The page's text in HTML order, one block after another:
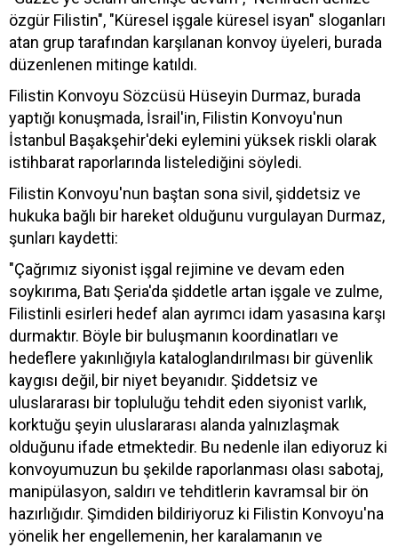
özgür Filistin", "Küresel işgale küresel isyan" sloganları
atan grup tarafından karşılanan konvoy üyeleri, burada
düzenlenen mitinge katıldı.
Filistin Konvoyu Sözcüsü Hüseyin Durmaz, burada
yaptığı konuşmada, İsrail'in, Filistin Konvoyu'nun
İstanbul Başakşehir'deki eylemini yüksek riskli olarak
istihbarat raporlarında listelediğini söyledi.
Filistin Konvoyu'nun baştan sona sivil, şiddetsiz ve
hukuka bağlı bir hareket olduğunu vurgulayan Durmaz,
şunları kaydetti:
"Çağrımız siyonist işgal rejimine ve devam eden
soykırıma, Batı Şeria'da şiddetle artan işgale ve zulme,
Filistinli esirleri hedef alan ayrımcı idam yasasına karşı
durmaktır. Böyle bir buluşmanın koordinatları ve
hedeflere yakınlığıyla kataloglandırılması bir güvenlik
kaygısı değil, bir niyet beyanıdır. Şiddetsiz ve
uluslararası bir topluluğu tehdit eden siyonist varlık,
korktuğu şeyin uluslararası alanda yalnızlaşmak
olduğunu ifade etmektedir. Bu nedenle ilan ediyoruz ki
konvoyumuzun bu şekilde raporlanması olası sabotaj,
manipülasyon, saldırı ve tehditlerin kavramsal bir ön
hazırlığıdır. Şimdiden bildiriyoruz ki Filistin Konvoyu'na
yönelik her engellemenin, her karalamanın ve